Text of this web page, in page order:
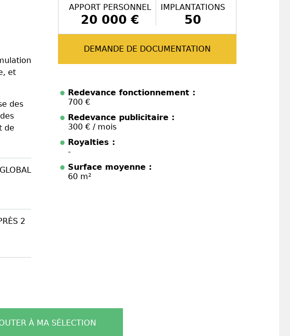
et
des
de
2
APPORT PERSONNEL
20 000 €
IMPLANTATIONS
50
DEMANDE DE DOCUMENTATION
Redevance fonctionnement :
700 €
Redevance publicitaire :
300 € / mois
Royalties :
-
Surface moyenne :
60 m²
À MA SÉLECTION